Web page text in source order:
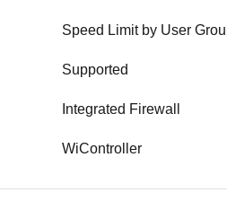
Speed Limit by User
Supported
Integrated Firewall
WiController